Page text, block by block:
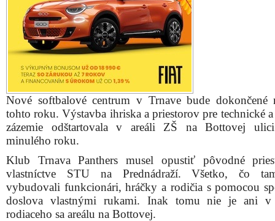
Nové softbalové centrum v Trnave bude dokončené
tohto roku. Výstavba ihriska a priestorov pre technické a
zázemie odštartovala v areáli ZŠ na Bottovej
minulého roku.
Klub Trnava Panthers musel opustiť pôvodné
vlastníctve STU na Prednádraží. Všetko, čo
vybudovali funkcionári, hráčky a rodičia s pomocou
doslova vlastnými rukami. Inak tomu nie je ani v
rodiaceho sa areálu na Bottovej.